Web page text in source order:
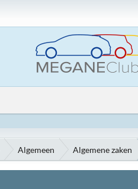
Algemeen Algemene zaken